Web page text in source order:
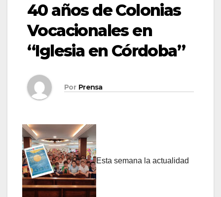
40 años de Colonias
Vocacionales en
“Iglesia en Córdoba”
Por Prensa
Esta semana la actualidad